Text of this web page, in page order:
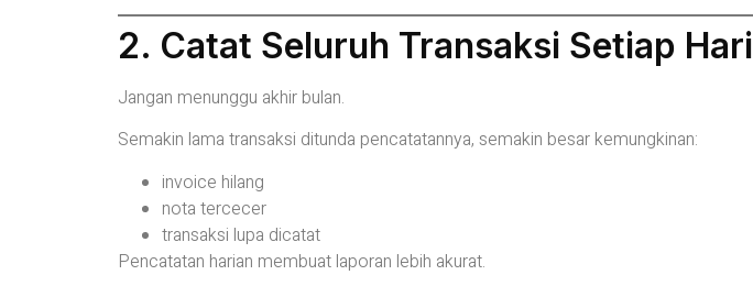
2. Catat Seluruh Transaksi Setiap Hari
Jangan menunggu akhir bulan.
Semakin lama transaksi ditunda pencatatannya, semakin besar kemungkinan:
invoice hilang
nota tercecer
transaksi lupa dicatat
Pencatatan harian membuat laporan lebih akurat.